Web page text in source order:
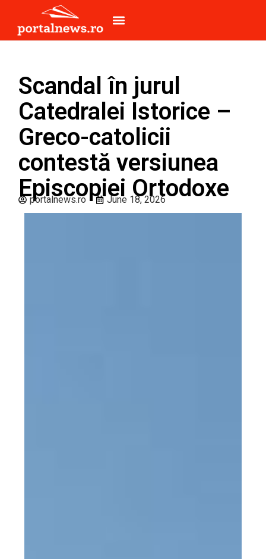
Scandal în jurul
Catedralei Istorice –
Greco-catolicii
contestă versiunea
Episcopiei Ortodoxe
portalnews.ro June 18, 2026